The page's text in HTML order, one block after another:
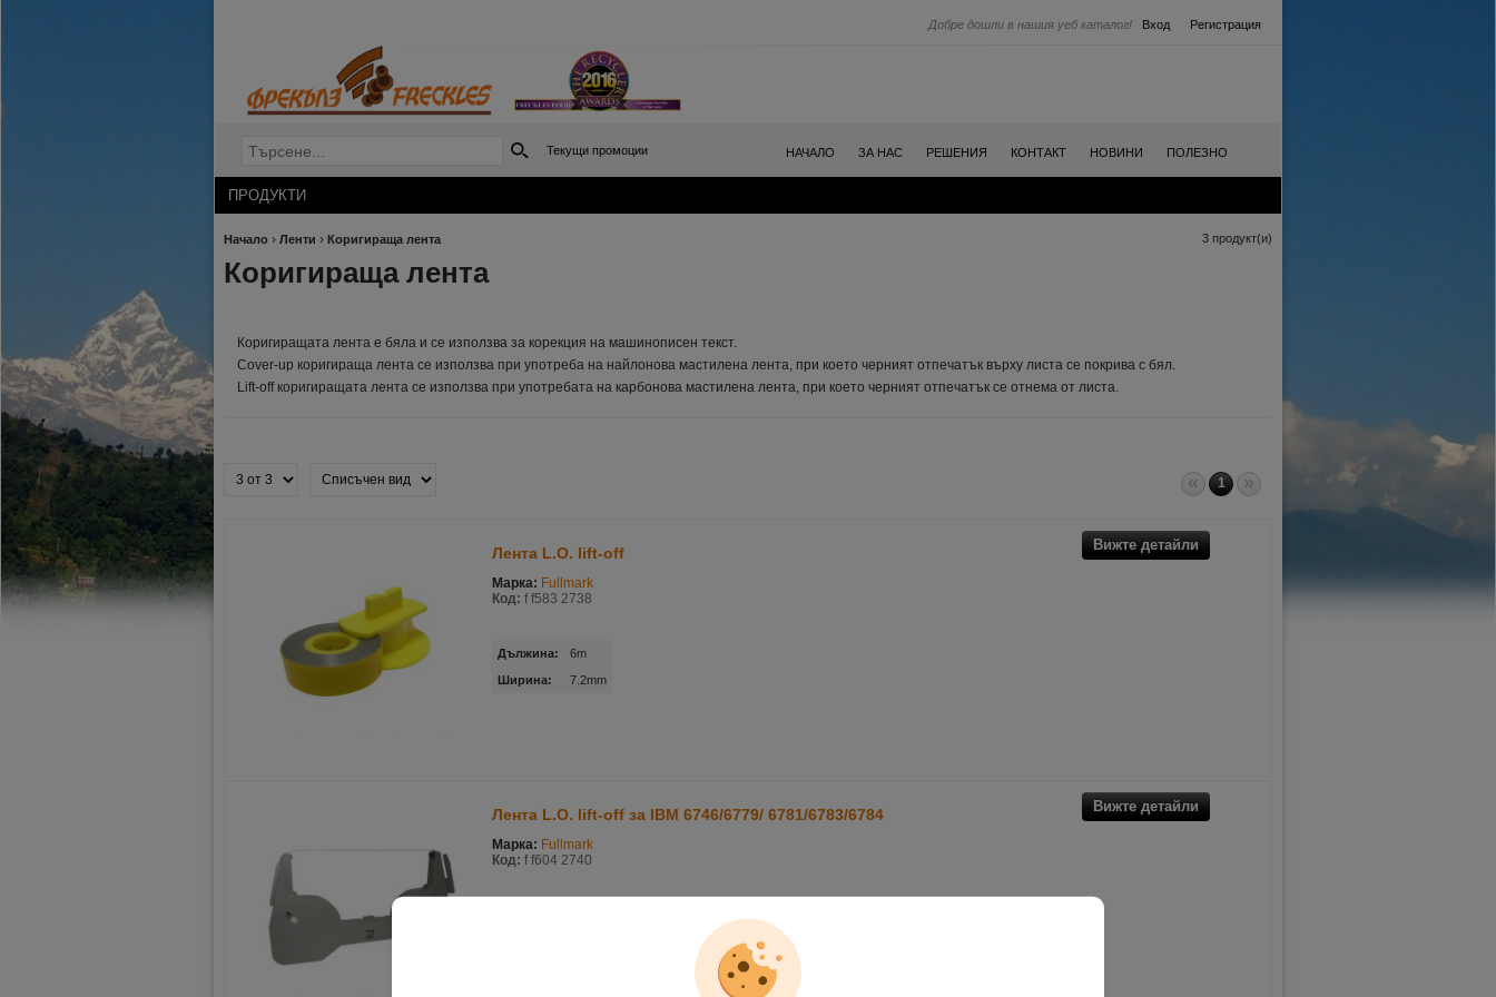
Вход Регистрация
Добре дошли в нашия уеб каталог!
Текущи промоции НАЧАЛО ЗА НАС РЕШЕНИЯ КОНТАКТ НОВИНИ ПОЛЕЗНО
ПРОДУКТИ
3 продукт(и)
Начало › Ленти › Коригираща лента
Коригираща лента
Коригиращата лента е бяла и се използва за корекция на машинописен текст.
Cover-up коригираща лента се използва при употреба на найлонова мастилена лента, при което черният отпечатък върху листа се покрива с бял.
Lift-off коригиращата лента се използва при употребата на карбонова мастилена лента, при което черният отпечатък се отнема от листа.
« 1 »
Лента L.O. lift-off
Марка: Fullmark
Код: f f583 2738
Дължина:
6m
Ширина:
7.2mm
Вижте детайли
Лента L.O. lift-off за IBM 6746/6779/ 6781/6783/6784
Марка: Fullmark
Код: f f604 2740
Вижте детайли